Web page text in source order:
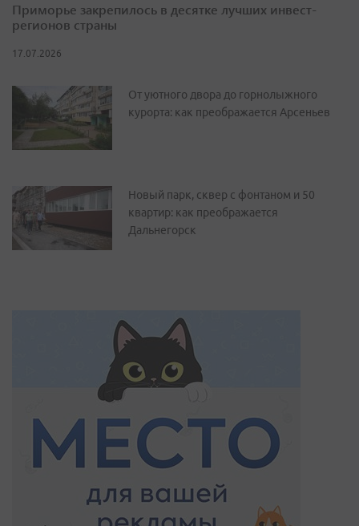
Приморье закрепилось в десятке лучших инвест-
регионов страны
17.07.2026
От уютного двора до горнолыжного
курорта: как преображается Арсеньев
Новый парк, сквер с фонтаном и 50
квартир: как преображается
Дальнегорск